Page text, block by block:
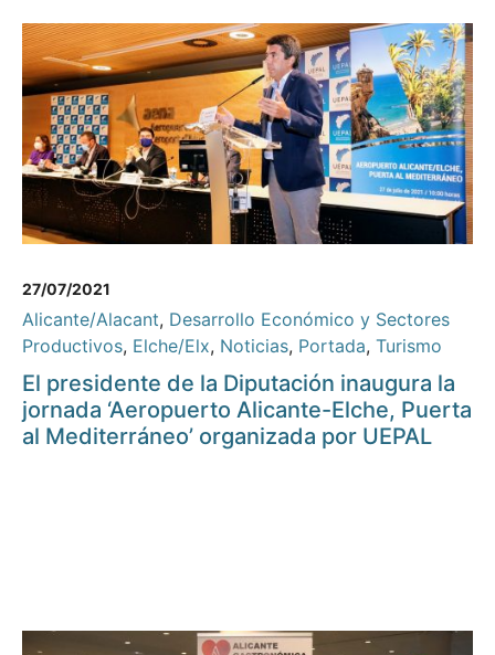
27/07/2021
Alicante/Alacant, Desarrollo Económico y Sectores
Productivos, Elche/Elx, Noticias, Portada, Turismo
El presidente de la Diputación inaugura la
jornada ‘Aeropuerto Alicante-Elche, Puerta
al Mediterráneo’ organizada por UEPAL